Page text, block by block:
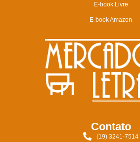
E-book Livre
E-book Amazon
Contato
(19) 3241-7514